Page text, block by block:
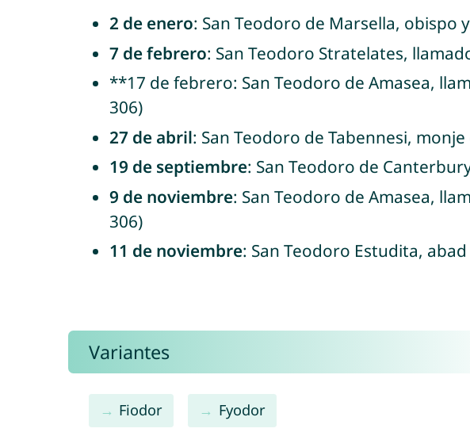
2 de enero: San Teodoro de Marsella, obispo
7 de febrero: San Teodoro Stratelates,
**17 de febrero: San Teodoro de Amasea,
306)
27 de abril: San Teodoro de Tabennesi,
19 de septiembre: San Teodoro de
9 de noviembre: San Teodoro de Amasea,
306)
11 de noviembre: San Teodoro Estudita,
Variantes
Fiodor Fyodor